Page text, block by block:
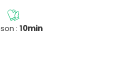
: 10min